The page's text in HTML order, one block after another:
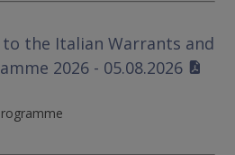
the Italian Warrants and
2026 - 05.08.2026